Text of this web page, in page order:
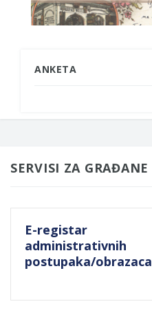
ANKETA
SERVISI ZA GRAĐANE
E-registar
administrativnih
postupaka/obrazaca